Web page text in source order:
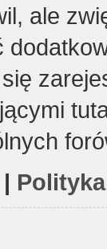
ale